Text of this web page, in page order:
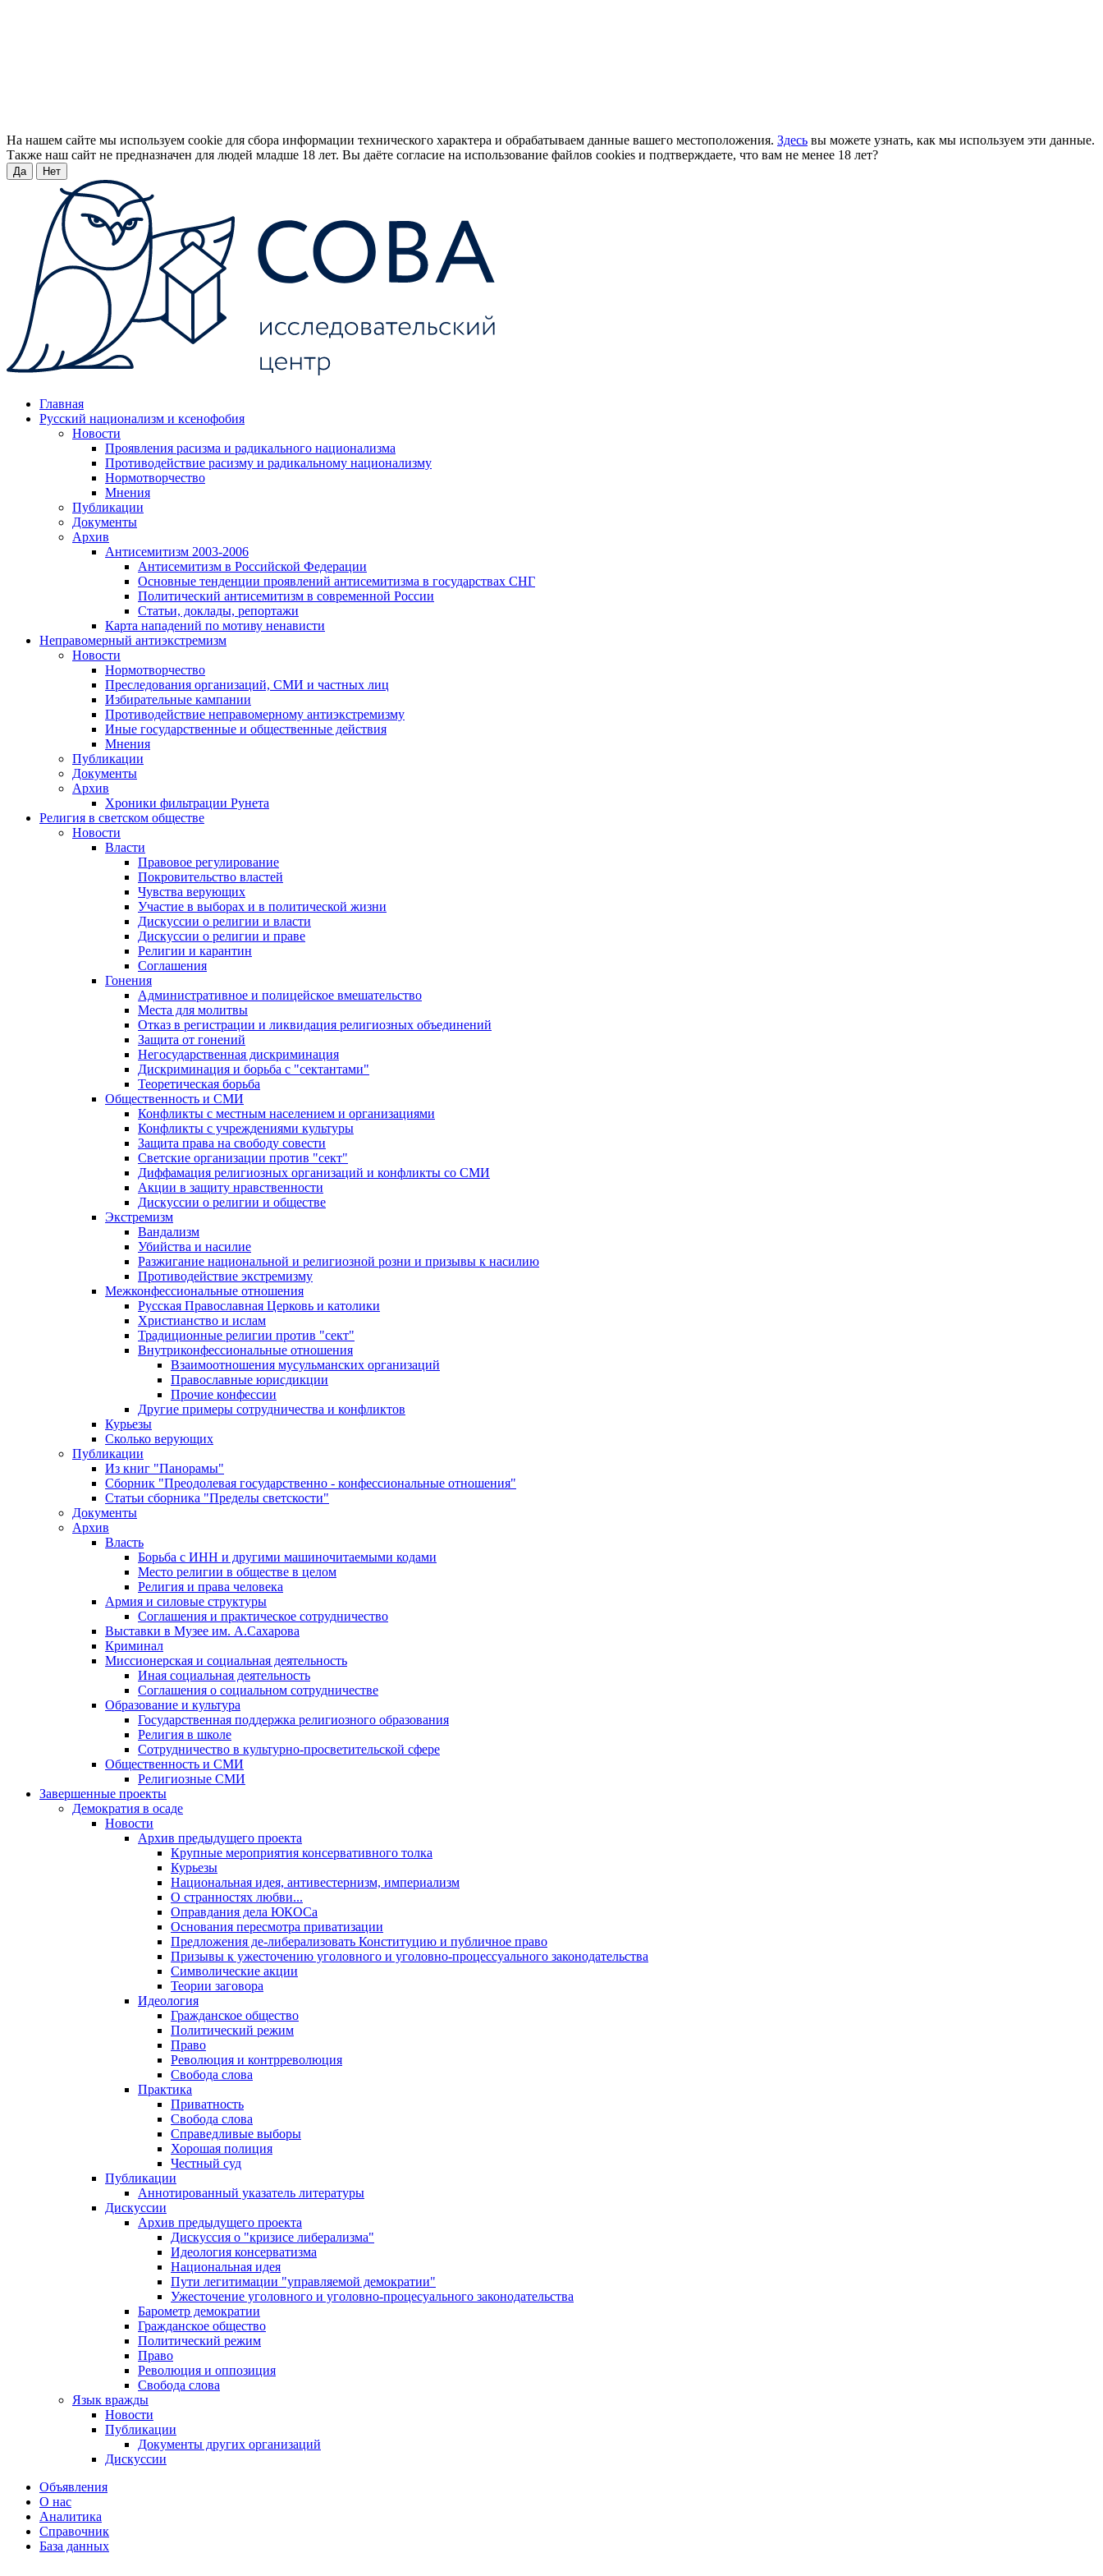
На нашем сайте мы используем cookie для сбора информации технического характера и обрабатываем данные вашего местоположения. Здесь вы можете узнать, как мы используем эти данные.
Также наш сайт не предназначен для людей младше 18 лет. Вы даёте согласие на использование файлов cookies и подтверждаете, что вам не менее 18 лет?
Да Нет
Главная
Русский национализм и ксенофобия
Новости
Проявления расизма и радикального национализма
Противодействие расизму и радикальному национализму
Нормотворчество
Мнения
Публикации
Документы
Архив
Антисемитизм 2003-2006
Антисемитизм в Российской Федерации
Основные тенденции проявлений антисемитизма в государствах СНГ
Политический антисемитизм в современной России
Статьи, доклады, репортажи
Карта нападений по мотиву ненависти
Неправомерный антиэкстремизм
Новости
Нормотворчество
Преследования организаций, СМИ и частных лиц
Избирательные кампании
Противодействие неправомерному антиэкстремизму
Иные государственные и общественные действия
Мнения
Публикации
Документы
Архив
Хроники фильтрации Рунета
Религия в светском обществе
Новости
Власти
Правовое регулирование
Покровительство властей
Чувства верующих
Участие в выборах и в политической жизни
Дискуссии о религии и власти
Дискуссии о религии и праве
Религии и карантин
Соглашения
Гонения
Административное и полицейское вмешательство
Места для молитвы
Отказ в регистрации и ликвидация религиозных объединений
Защита от гонений
Негосударственная дискриминация
Дискриминация и борьба с "сектантами"
Теоретическая борьба
Общественность и СМИ
Конфликты с местным населением и организациями
Конфликты с учреждениями культуры
Защита права на свободу совести
Светские организации против "сект"
Диффамация религиозных организаций и конфликты со СМИ
Акции в защиту нравственности
Дискуссии о религии и обществе
Экстремизм
Вандализм
Убийства и насилие
Разжигание национальной и религиозной розни и призывы к насилию
Противодействие экстремизму
Межконфессиональные отношения
Русская Православная Церковь и католики
Христианство и ислам
Традиционные религии против "сект"
Внутриконфессиональные отношения
Взаимоотношения мусульманских организаций
Православные юрисдикции
Прочие конфессии
Другие примеры сотрудничества и конфликтов
Курьезы
Сколько верующих
Публикации
Из книг "Панорамы"
Сборник "Преодолевая государственно - конфессиональные отношения"
Статьи сборника "Пределы светскости"
Документы
Архив
Власть
Борьба с ИНН и другими машиночитаемыми кодами
Место религии в обществе в целом
Религия и права человека
Армия и силовые структуры
Соглашения и практическое сотрудничество
Выставки в Музее им. А.Сахарова
Криминал
Миссионерская и социальная деятельность
Иная социальная деятельность
Соглашения о социальном сотрудничестве
Образование и культура
Государственная поддержка религиозного образования
Религия в школе
Сотрудничество в культурно-просветительской сфере
Общественность и СМИ
Религиозные СМИ
Завершенные проекты
Демократия в осаде
Новости
Архив предыдущего проекта
Крупные мероприятия консервативного толка
Курьезы
Национальная идея, антивестернизм, империализм
О странностях любви...
Оправдания дела ЮКОСа
Основания пересмотра приватизации
Предложения де-либерализовать Конституцию и публичное право
Призывы к ужесточению уголовного и уголовно-процессуального законодательства
Символические акции
Теории заговора
Идеология
Гражданское общество
Политический режим
Право
Революция и контрреволюция
Свобода слова
Практика
Приватность
Свобода слова
Справедливые выборы
Хорошая полиция
Честный суд
Публикации
Аннотированный указатель литературы
Дискуссии
Архив предыдущего проекта
Дискуссия о "кризисе либерализма"
Идеология консерватизма
Национальная идея
Пути легитимации "управляемой демократии"
Ужесточение уголовного и уголовно-процесуального законодательства
Барометр демократии
Гражданское общество
Политический режим
Право
Революция и оппозиция
Свобода слова
Язык вражды
Новости
Публикации
Документы других организаций
Дискуссии
Объявления
О нас
Аналитика
Справочник
База данных